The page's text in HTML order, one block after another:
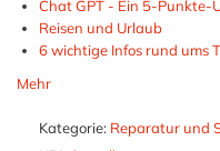
Chat GPT - Ein 5-Punkte-
Reisen und Urlaub
6 wichtige Infos rund ums
Mehr
Kategorie: Reparatur und